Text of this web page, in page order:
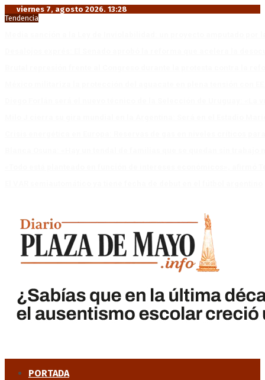
viernes 7, agosto 2026. 13:28
Tendencia
PORTADA